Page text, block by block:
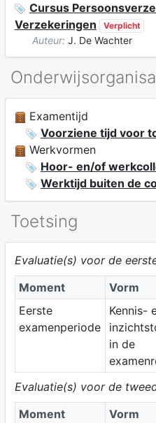
Cursus
Verzekeringen
Verplicht
Auteur: J. De Wachter
Examentijd
Voorziene tijd voor
Werkvormen
Hoor- en/of
Werktijd buiten de
Toetsing
Evaluatie(s) voor de
Moment
Vorm
Eerste
examenperiode
Kennis-
in de
Evaluatie(s) voor de
Moment
Vorm